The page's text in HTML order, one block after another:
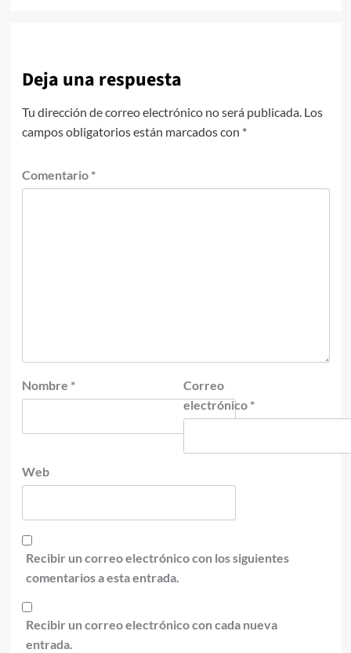
Deja una respuesta
Tu dirección de correo electrónico no será publicada. Los
campos obligatorios están marcados con *
Comentario *
Nombre *
Correo
electrónico *
Web
Recibir un correo electrónico con los siguientes
comentarios a esta entrada.
Recibir un correo electrónico con cada nueva
entrada.